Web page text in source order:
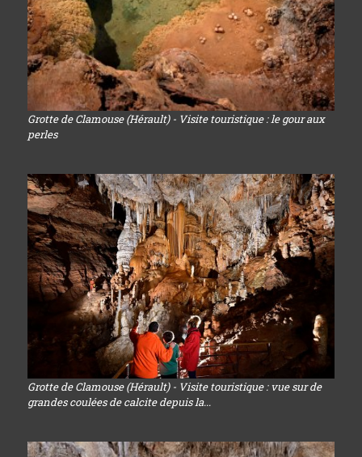
Grotte de Clamouse (Hérault) - Visite touristique : le gour aux
perles
Grotte de Clamouse (Hérault) - Visite touristique : vue sur de
grandes coulées de calcite depuis la...